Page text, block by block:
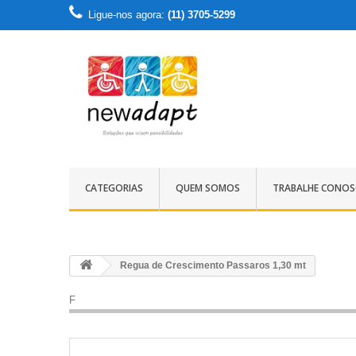
Ligue-nos agora: (11) 3705-5299
CATEGORIAS QUEM SOMOS TRABALHE
Regua de Crescimento Passaros 1,30 mt
F